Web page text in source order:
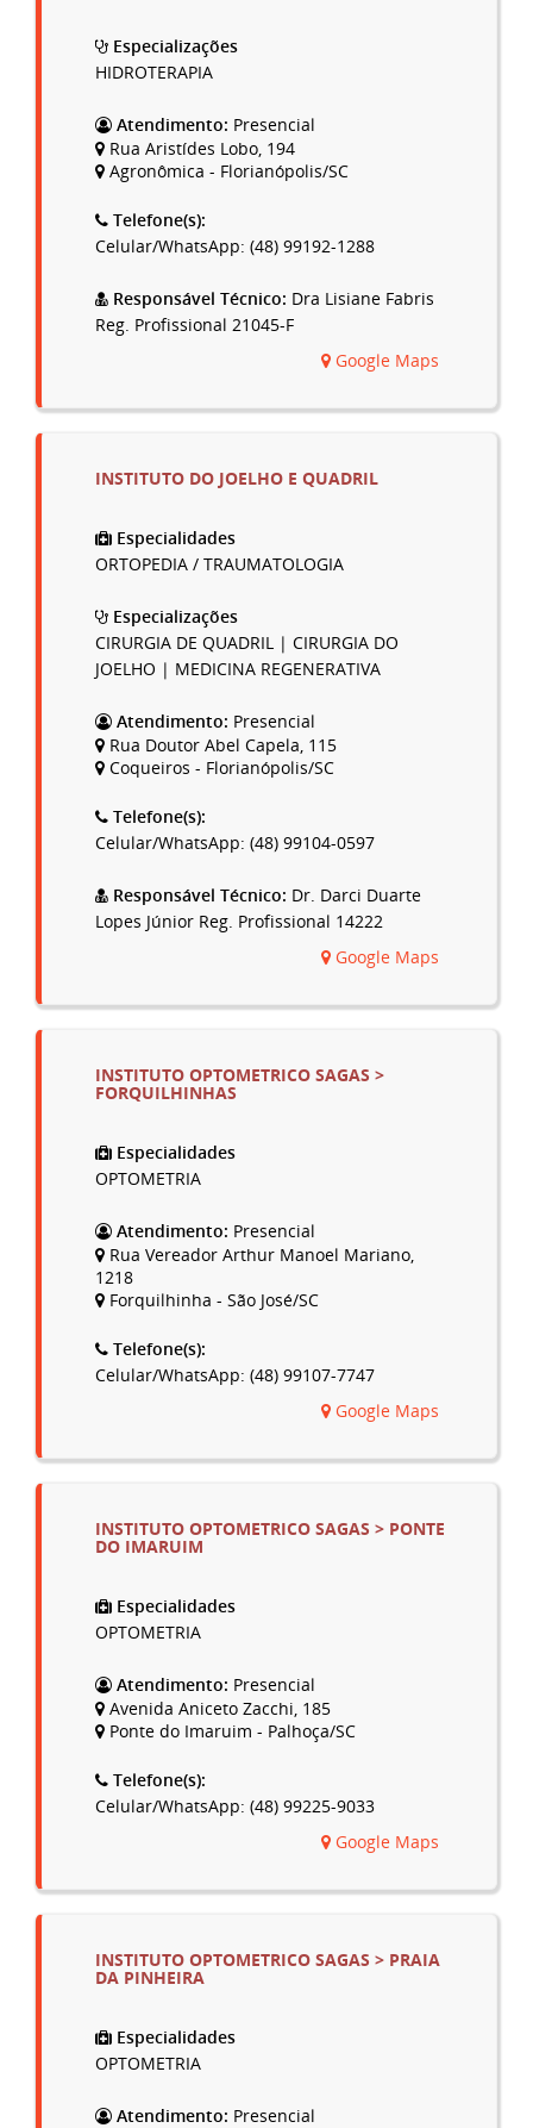
Especializações
HIDROTERAPIA
Atendimento: Presencial
Rua Aristídes Lobo, 194
Agronômica - Florianópolis/SC
Telefone(s):
Celular/WhatsApp: (48) 99192-1288
Responsável Técnico: Dra Lisiane Fabris
Reg. Profissional 21045-F
Google Maps
INSTITUTO DO JOELHO E QUADRIL
Especialidades
ORTOPEDIA / TRAUMATOLOGIA
Especializações
CIRURGIA DE QUADRIL | CIRURGIA DO
JOELHO | MEDICINA REGENERATIVA
Atendimento: Presencial
Rua Doutor Abel Capela, 115
Coqueiros - Florianópolis/SC
Telefone(s):
Celular/WhatsApp: (48) 99104-0597
Responsável Técnico: Dr. Darci Duarte
Lopes Júnior Reg. Profissional 14222
Google Maps
INSTITUTO OPTOMETRICO SAGAS >
FORQUILHINHAS
Especialidades
OPTOMETRIA
Atendimento: Presencial
Rua Vereador Arthur Manoel Mariano,
1218
Forquilhinha - São José/SC
Telefone(s):
Celular/WhatsApp: (48) 99107-7747
Google Maps
INSTITUTO OPTOMETRICO SAGAS > PONTE
DO IMARUIM
Especialidades
OPTOMETRIA
Atendimento: Presencial
Avenida Aniceto Zacchi, 185
Ponte do Imaruim - Palhoça/SC
Telefone(s):
Celular/WhatsApp: (48) 99225-9033
Google Maps
INSTITUTO OPTOMETRICO SAGAS > PRAIA
DA PINHEIRA
Especialidades
OPTOMETRIA
Atendimento: Presencial